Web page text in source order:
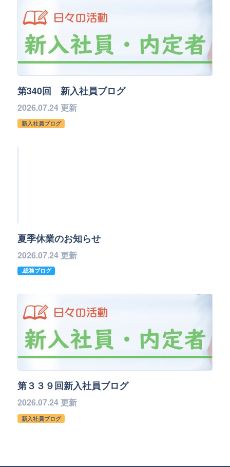
第340回 新入社員ブログ
2026.07.24 更新
新入社員ブログ
夏季休業のお知らせ
2026.07.24 更新
.総務ブログ
第３３９回新入社員ブログ
2026.07.24 更新
新入社員ブログ